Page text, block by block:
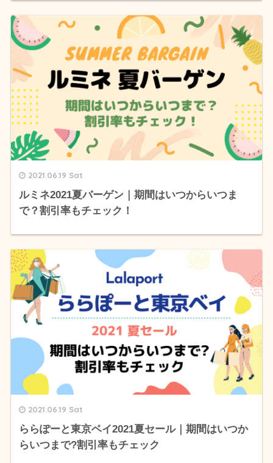
2021.06.19 Sat
ルミネ2021夏バーゲン｜期間はいつからいつま
で？割引率もチェック！
2021.06.19 Sat
ららぽーと東京ベイ2021夏セール｜期間はいつか
らいつまで?割引率もチェック